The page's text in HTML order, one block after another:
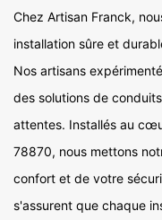
Chez Artisan Franck,
installation sûre et
Nos artisans
des solutions de
attentes. Installés au
78870, nous mettons
confort et de votre
s'assurent que chaque